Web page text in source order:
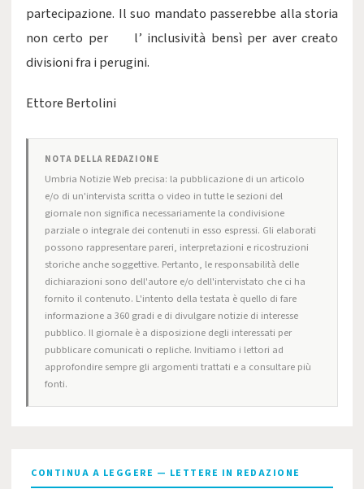
partecipazione. Il suo mandato passerebbe alla storia
non certo per l’ inclusività bensì per aver creato
divisioni fra i perugini.
Ettore Bertolini
NOTA DELLA REDAZIONE
Umbria Notizie Web precisa: la pubblicazione di un articolo
e/o di un'intervista scritta o video in tutte le sezioni del
giornale non significa necessariamente la condivisione
parziale o integrale dei contenuti in esso espressi. Gli elaborati
possono rappresentare pareri, interpretazioni e ricostruzioni
storiche anche soggettive. Pertanto, le responsabilità delle
dichiarazioni sono dell'autore e/o dell'intervistato che ci ha
fornito il contenuto. L'intento della testata è quello di fare
informazione a 360 gradi e di divulgare notizie di interesse
pubblico. Il giornale è a disposizione degli interessati per
pubblicare comunicati o repliche. Invitiamo i lettori ad
approfondire sempre gli argomenti trattati e a consultare più
fonti.
CONTINUA A LEGGERE — LETTERE IN REDAZIONE